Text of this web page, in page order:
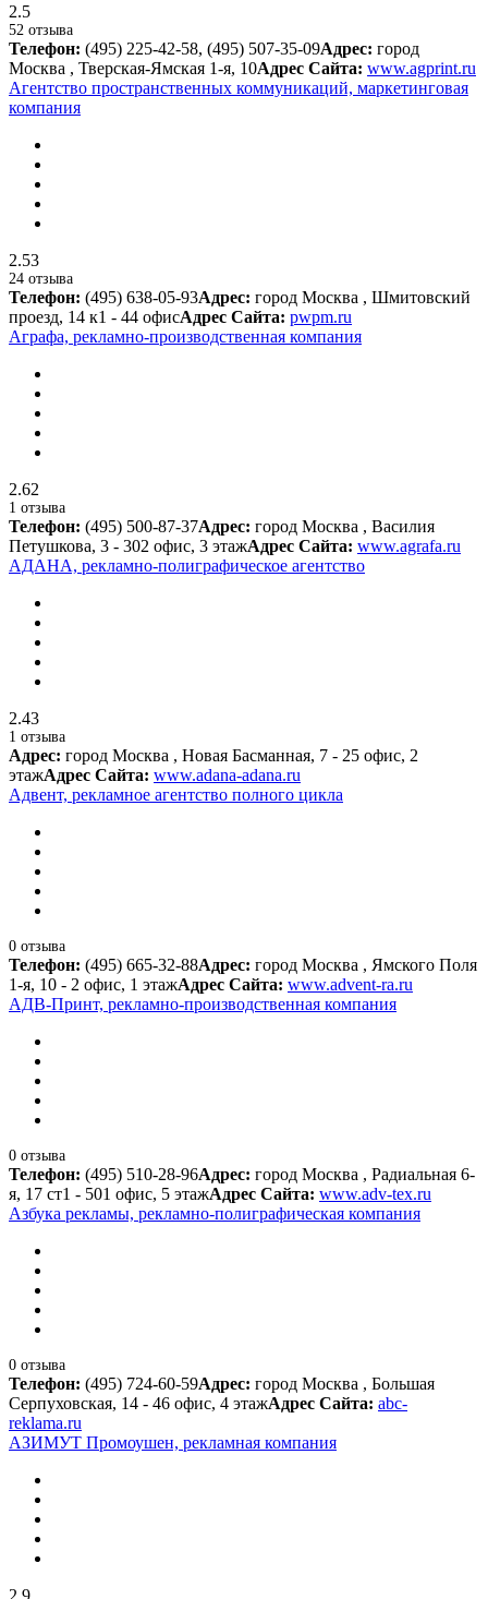
2.5
52 отзыва
Телефон: (495) 225-42-58, (495) 507-35-09Адрес: город
Москва , Тверская-Ямская 1-я, 10Адрес Сайта: www.agprint.ru
Агентство пространственных коммуникаций, маркетинговая
компания
2.53
24 отзыва
Телефон: (495) 638-05-93Адрес: город Москва , Шмитовский
проезд, 14 к1 - 44 офисАдрес Сайта: pwpm.ru
Аграфа, рекламно-производственная компания
2.62
1 отзыва
Телефон: (495) 500-87-37Адрес: город Москва , Василия
Петушкова, 3 - 302 офис, 3 этажАдрес Сайта: www.agrafa.ru
АДАНА, рекламно-полиграфическое агентство
2.43
1 отзыва
Адрес: город Москва , Новая Басманная, 7 - 25 офис, 2
этажАдрес Сайта: www.adana-adana.ru
Адвент, рекламное агентство полного цикла
0 отзыва
Телефон: (495) 665-32-88Адрес: город Москва , Ямского Поля
1-я, 10 - 2 офис, 1 этажАдрес Сайта: www.advent-ra.ru
АДВ-Принт, рекламно-производственная компания
0 отзыва
Телефон: (495) 510-28-96Адрес: город Москва , Радиальная 6-
я, 17 ст1 - 501 офис, 5 этажАдрес Сайта: www.adv-tex.ru
Азбука рекламы, рекламно-полиграфическая компания
0 отзыва
Телефон: (495) 724-60-59Адрес: город Москва , Большая
Серпуховская, 14 - 46 офис, 4 этажАдрес Сайта: abc-
reklama.ru
АЗИМУТ Промоушен, рекламная компания
2.9